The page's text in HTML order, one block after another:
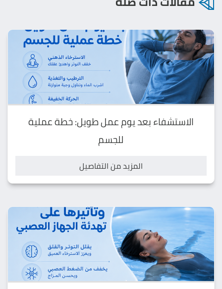
الاستشفاء بعد يوم عمل طويل: خطة عملية
للجسم
المزيد من التفاصيل